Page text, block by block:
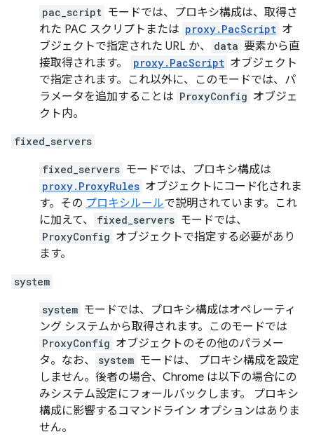
pac_script モードでは、プロキシ構成は、取得さ
れた PAC スクリプトまたは proxy.PacScript オ
ブジェクトで指定された URL か、
data 要素から直
接取得されます。
proxy.PacScript オブジェクト
で指定されます。これ以外に、このモードでは、パ
ラメータを追加することは ProxyConfig オブジェ
クト内。
fixed_servers
fixed_servers モードでは、プロキシ構成は
proxy.ProxyRules オブジェクトにコード化されま
す。その プロキシルールで説明されています。これ
に加えて、
fixed_servers モードでは、
ProxyConfig オブジェクトで指定する必要があり
ます。
system
system モードでは、プロキシ構成はオペレーティ
ング システムから取得されます。このモードでは
ProxyConfig オブジェクトのその他のパラメー
タ。なお、
system モードは、 プロキシ構成を設定
しません。後者の場合、Chrome は以下の場合にの
みシステム設定にフォールバックします。 プロキシ
構成に影響するコマンドライン オプションはありま
せん。